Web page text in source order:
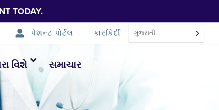
TODAY.
પેશન્ટ પોર્ટલ કારકિર્દી ગુજરાતી
વિશે સમાચાર